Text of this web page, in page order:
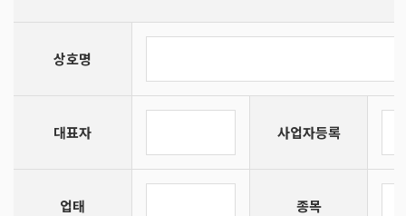
상호명
대표자 사업자등록
업태 종목